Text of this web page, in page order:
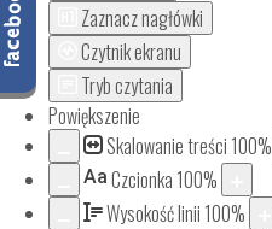
Zaznacz nagłówki
Czytnik ekranu
Tryb czytania
Powiększenie
Skalowanie treści 100%
Aa Czcionka 100%
Wysokość linii 100%